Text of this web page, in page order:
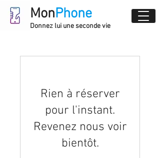
MonPhone
Donnez lui une seconde vie
Rien à réserver
pour l'instant.
Revenez nous voir
bientôt.